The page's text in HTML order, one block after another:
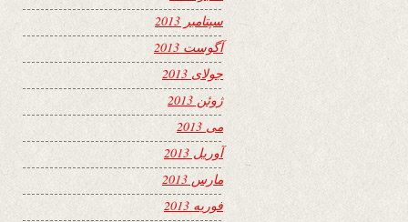
سپتامبر 2013
آگوست 2013
جولای 2013
ژوئن 2013
می 2013
آوریل 2013
مارس 2013
فوریه 2013